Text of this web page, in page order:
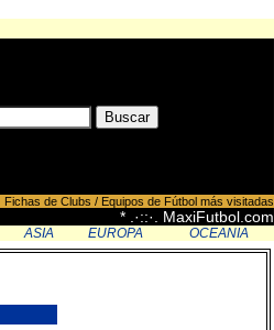
Fichas de Clubs / Equipos de Fútbol más visitadas
* .·::·. MaxiFutbol.com
ASIA EUROPA OCEANIA